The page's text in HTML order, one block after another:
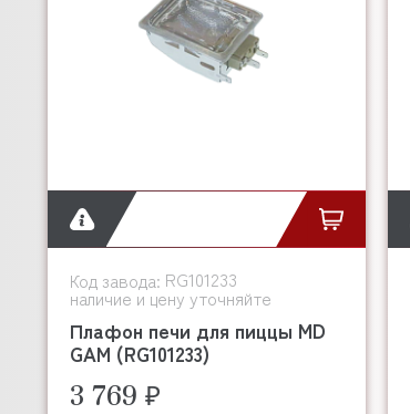
Код завода: RG101233
наличие и цену уточняйте
Плафон печи для пиццы MD
GAM (RG101233)
3 769 ₽